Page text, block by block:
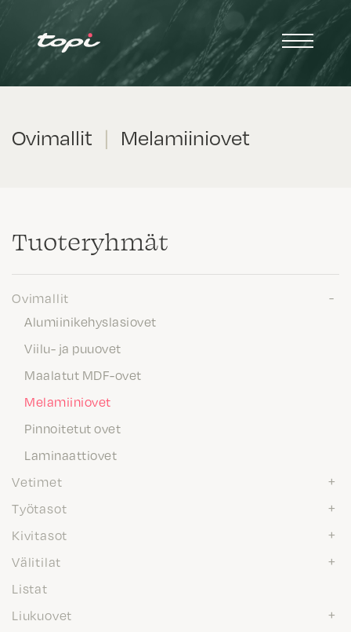
Ovimallit | Melamiiniovet
Tuote­ryhmät
Ovimallit
Alumiinikehyslasiovet
Viilu- ja puuovet
Maalatut MDF-ovet
Melamiiniovet
Pinnoitetut ovet
Laminaattiovet
Vetimet
Työtasot
Kivitasot
Välitilat
Listat
Liukuovet